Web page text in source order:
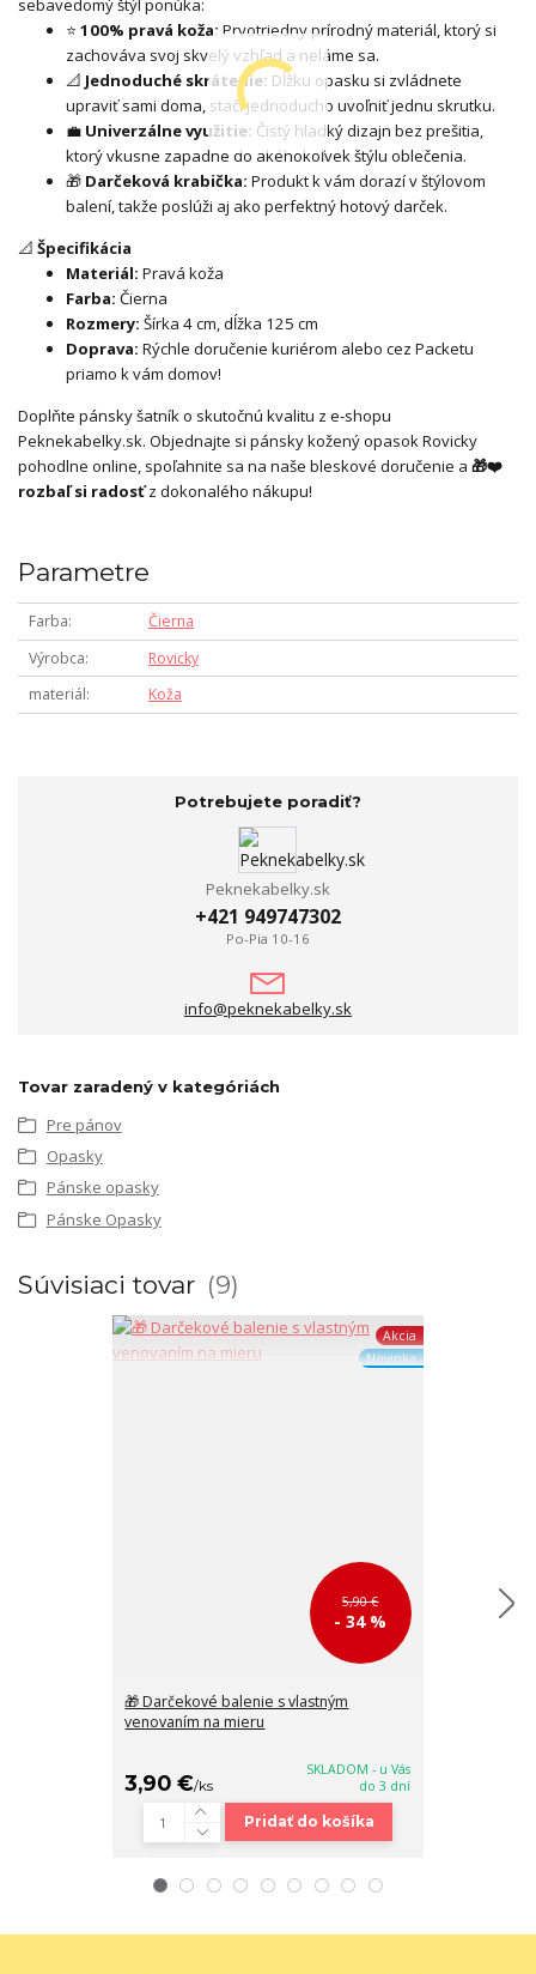
sebavedomý štýl ponúka:
⭐100% pravá koža: Prvotriedny prírodný materiál, ktorý si
zachováva svoj skvelý vzhľad a neláme sa.
📐 Jednoduché skrátenie: Dĺžku opasku si zvládnete
upraviť sami doma, stačí jednoducho uvoľniť jednu skrutku.
💼 Univerzálne využitie: Čistý hladký dizajn bez prešitia,
ktorý vkusne zapadne do akéhokoľvek štýlu oblečenia.
🎁 Darčeková krabička: Produkt k vám dorazí v štýlovom
balení, takže poslúži aj ako perfektný hotový darček.
📐 Špecifikácia
Materiál: Pravá koža
Farba: Čierna
Rozmery: Šírka 4 cm, dĺžka 125 cm
Doprava: Rýchle doručenie kuriérom alebo cez Packetu
priamo k vám domov!
Doplňte pánsky šatník o skutočnú kvalitu z e-shopu
Peknekabelky.sk. Objednajte si pánsky kožený opasok Rovicky
pohodlne online, spoľahnite sa na naše bleskové doručenie a 🎁❤️
rozbaľ si radosťz dokonalého nákupu!
Parametre
Farba
Čierna
Výrobca
Rovicky
materiál
Koža
Potrebujete poradiť?
Peknekabelky.sk
+421 949747302
Po-Pia 10-16
info@peknekabelky.sk
Tovar zaradený v kategóriách
Pre pánov
Opasky
Pánske opasky
Pánske Opasky
Súvisiaci tovar 9
Akcia
Novinka
5,90 €
- 34 %
🎁 Darčekové balenie s vlastným
venovaním na mieru
3,90 €/ks
SKLADOM - u Vás
do 3 dní
Pridať do košíka